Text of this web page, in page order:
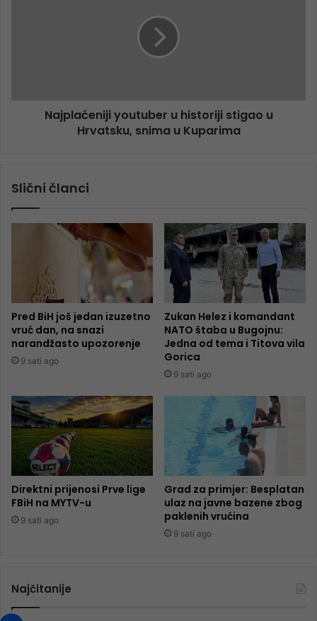
Najplaćeniji youtuber u historiji stigao u
Hrvatsku, snima u Kuparima
Slični članci
Pred BiH još jedan izuzetno
vruć dan, na snazi
narandžasto upozorenje
9 sati ago
Zukan Helez i komandant
NATO štaba u Bugojnu:
Jedna od tema i Titova vila
Gorica
9 sati ago
Direktni prijenosi Prve lige
FBiH na MYTV-u
9 sati ago
Grad za primjer: Besplatan
ulaz na javne bazene zbog
paklenih vrućina
9 sati ago
Najčitanije